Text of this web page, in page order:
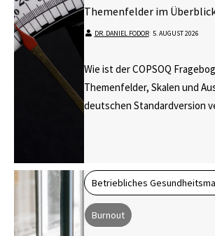
Themenfelder im
DR. DANIEL FODOR⋅ 5. AUGUST 2026
Wie ist der COPSOQ
Themenfelder, Skalen und
deutschen Standardversion
Betriebliches
Burnout